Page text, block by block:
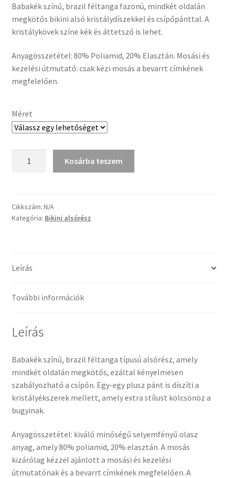
was:
20.990Ft.
is:
15.990Ft.
Babakék színű, brazil féltanga fazonú, mindkét oldalán
megkötős bikini alsó kristálydíszekkel és csípőpánttal. A
kristálykövek színe kék és áttetsző is lehet.
Anyagösszetétel: 80% Poliamid, 20% Elasztán. Mosási és
kezelési útmutató: csak kézi mosás a bevarrt címkének
megfelelően.
Méret
mennyiség
Kosárba teszem
Cikkszám: N/A
Kategória: Bikini alsórész
Leírás
További információk
Leírás
Babakék színű, brazil féltanga típusú alsórész, amely
mindkét oldalán megkötős, ezáltal kényelmesen
szabályozható a csípőn. Egy-egy plusz pánt is díszíti a
kristályékszerek mellett, amely extra stílust kölcsönöz a
bugyinak.
Anyagösszetétel: kiváló minőségű selyemfényű olasz
anyag, amely 80% poliamid, 20% elasztán. A mosás
kizárólag kézzel ajánlott a mosási és kezelési
útmutatónak és a bevarrt címkének megfelelően. A